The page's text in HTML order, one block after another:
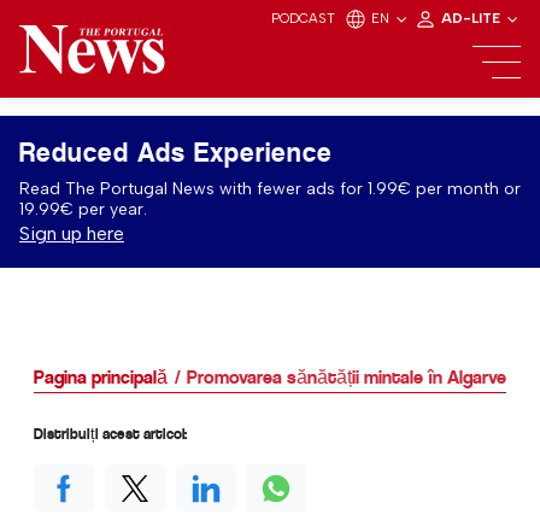
PODCAST EN AD-LITE
Reduced Ads Experience
Read The Portugal News with fewer ads for 1.99€ per month or
19.99€ per year.
Sign up here
Pagina principală Promovarea sănătății mintale în Algarve
Distribuiți acest articol: